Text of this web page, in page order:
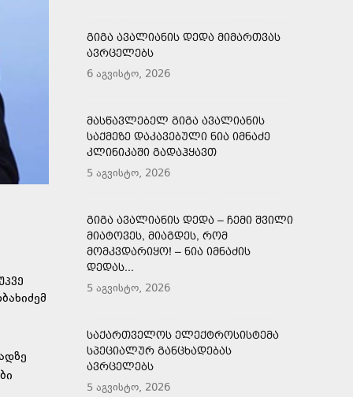
ᲒᲘᲒᲐ ᲐᲕᲐᲚᲘᲐᲜᲘᲡ ᲓᲔᲓᲐ ᲛᲘᲛᲐᲠᲗᲕᲐᲡ
ᲐᲕᲠᲪᲔᲚᲔᲑᲡ
6 აგვისტო, 2026
ᲛᲐᲡᲬᲐᲕᲚᲔᲑᲔᲚ ᲒᲘᲒᲐ ᲐᲕᲐᲚᲘᲐᲜᲘᲡ
ᲡᲐᲥᲛᲔᲖᲔ ᲓᲐᲙᲐᲕᲔᲑᲣᲚᲘ ᲜᲘᲐ ᲘᲛᲜᲐᲫᲔ
ᲙᲚᲘᲜᲘᲙᲐᲨᲘ ᲒᲐᲓᲐᲰᲧᲐᲕᲗ
5 აგვისტო, 2026
ᲒᲘᲒᲐ ᲐᲕᲐᲚᲘᲐᲜᲘᲡ ᲓᲔᲓᲐ – ᲩᲔᲛᲘ ᲨᲕᲘᲚᲘ
ᲛᲘᲐᲢᲝᲕᲔᲡ, ᲛᲘᲐᲒᲓᲔᲡ, ᲠᲝᲛ
ᲛᲝᲛᲙᲕᲓᲐᲠᲘᲧᲝ! – ᲜᲘᲐ ᲘᲛᲜᲐᲫᲘᲡ
ᲓᲔᲓᲐᲡ...
5 აგვისტო, 2026
ᲡᲐᲥᲐᲠᲗᲕᲔᲚᲝᲡ ᲔᲚᲔᲥᲢᲠᲝᲡᲘᲡᲢᲔᲛᲐ
ᲡᲞᲔᲪᲘᲐᲚᲣᲠ ᲒᲐᲜᲪᲮᲐᲓᲔᲑᲐᲡ
ᲐᲕᲠᲪᲔᲚᲔᲑᲡ
5 აგვისტო, 2026